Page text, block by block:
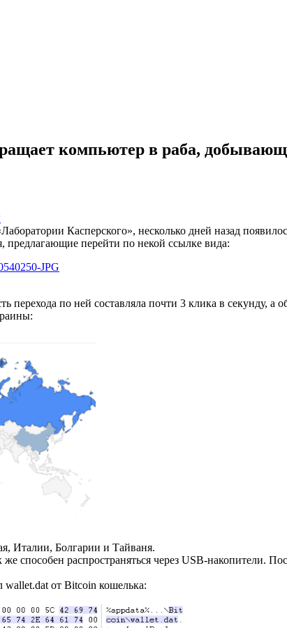
компьютер в раба,
Касперского», несколько дней назад
предлагающие перейти по некой ссылке вида:
JPG
перехода по ней составляла почти 3 клика в секунду, а
Италии, Болгарии и Тайваня.
способен распространяться через USB-накопители.
от Bitcoin кошелька: